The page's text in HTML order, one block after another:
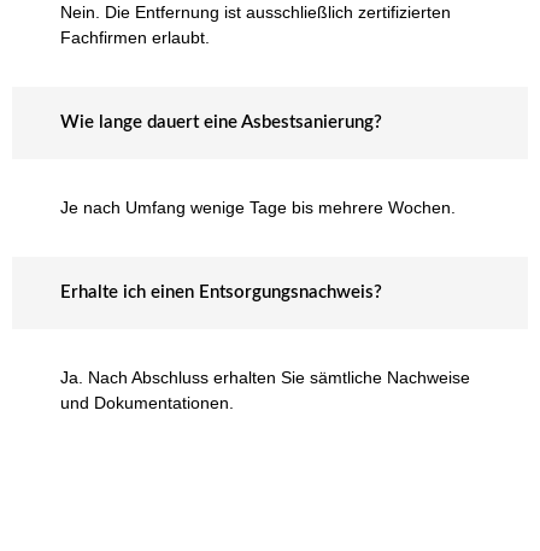
Nein. Die Entfernung ist ausschließlich zertifizierten
Fachfirmen erlaubt.
Wie lange dauert eine Asbestsanierung?
Je nach Umfang wenige Tage bis mehrere Wochen.
Erhalte ich einen Entsorgungsnachweis?
Ja. Nach Abschluss erhalten Sie sämtliche Nachweise
und Dokumentationen.